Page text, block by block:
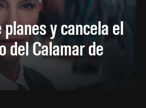
y cancela el
del Calamar de